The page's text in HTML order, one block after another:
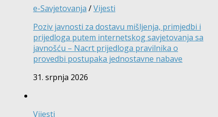
e-Savjetovanja /Vijesti
Poziv javnosti za dostavu mišljenja, primjedbi i
prijedloga putem internetskog savjetovanja sa
javnošću – Nacrt prijedloga pravilnika o
provedbi postupaka jednostavne nabave
31. srpnja 2026
Vijesti